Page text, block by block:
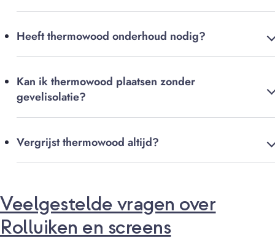
Heeft thermowood onderhoud nodig?
Kan ik thermowood plaatsen zonder
gevelisolatie?
Vergrijst thermowood altijd?
Veelgestelde vragen over
Rolluiken en screens